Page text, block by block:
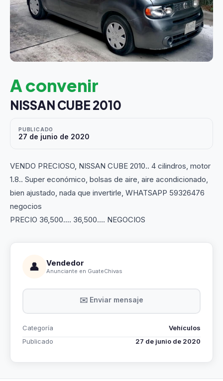
A convenir
NISSAN CUBE 2010
PUBLICADO
27 de junio de 2020
VENDO PRECIOSO, NISSAN CUBE 2010.. 4 cilindros, motor
1.8.. Super económico, bolsas de aire, aire acondicionado,
bien ajustado, nada que invertirle, WHATSAPP 59326476
negocios
PRECIO 36,500.... 36,500.... NEGOCIOS
👤 Vendedor
Anunciante en GuateChivas
✉️ Enviar mensaje
Categoría
Vehículos
Publicado
27 de junio de 2020